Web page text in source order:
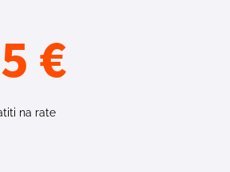
€
na rate